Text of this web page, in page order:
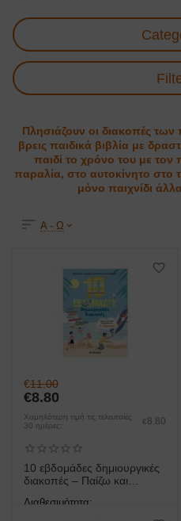
Πλησιάζουν οι διακοπές
βρεις παιδικά βιβλία με
παιδί το χρόνο του με τον
παραλία, στο αυτοκίνητο στο
μόνο παιχνίδι
Α - Ω
€11.00
€8.80
Χαμηλότερη τιμή τις τελευταίες
30 ημέρες:
€ 8.80
10 εβδομάδες δημιουργικές
διακοπές – Παίζω και
Δημοτικού
Διαθεσιμότητα: